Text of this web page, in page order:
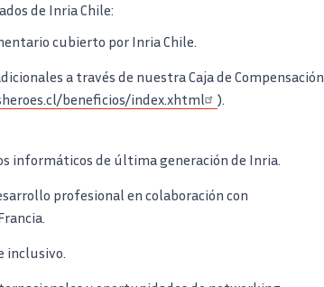
de Inria Chile:
cubierto por Inria Chile.
a través de nuestra Caja de Compensación
beneficios/index.xhtml ).
informáticos de última generación de Inria.
profesional en colaboración con
inclusivo.